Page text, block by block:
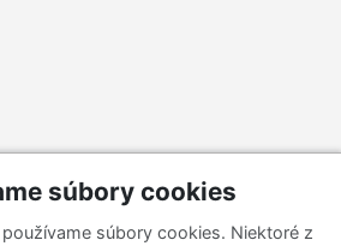
súbory cookies
súbory cookies. Niektoré z